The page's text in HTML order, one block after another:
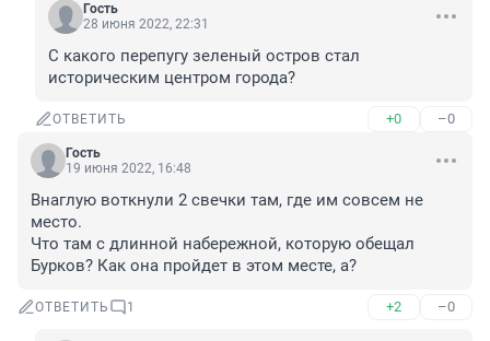
Гость
28 июня 2022, 22:31
С какого перепугу зеленый остров стал
историческим центром города?
ОТВЕТИТЬ +0 –0
Гость
19 июня 2022, 16:48
Внаглую воткнули 2 свечки там, где им совсем не
место.
Что там с длинной набережной, которую обещал
Бурков? Как она пройдет в этом месте, а?
ОТВЕТИТЬ 1 +2 –0